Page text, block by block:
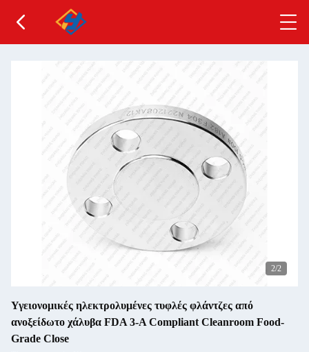
1/2
Υγειονομικές ηλεκτρολυμένες τυφλές φλάντζες από
ανοξείδωτο χάλυβα FDA 3-A Compliant Cleanroom Food-
Grade Close